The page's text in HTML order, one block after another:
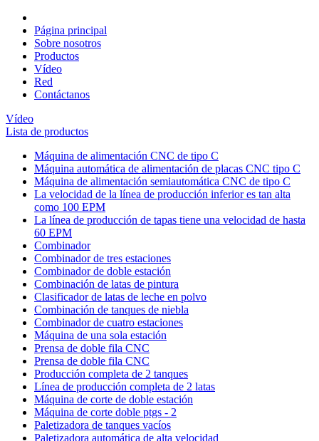
Página principal
Sobre nosotros
Productos
Vídeo
Red
Contáctanos
Vídeo
Lista de productos
Máquina de alimentación CNC de tipo C
Máquina automática de alimentación de placas CNC tipo C
Máquina de alimentación semiautomática CNC de tipo C
La velocidad de la línea de producción inferior es tan alta
como 100 EPM
La línea de producción de tapas tiene una velocidad de hasta
60 EPM
Combinador
Combinador de tres estaciones
Combinador de doble estación
Combinación de latas de pintura
Clasificador de latas de leche en polvo
Combinación de tanques de niebla
Combinador de cuatro estaciones
Máquina de una sola estación
Prensa de doble fila CNC
Prensa de doble fila CNC
Producción completa de 2 tanques
Línea de producción completa de 2 latas
Máquina de corte de doble estación
Máquina de corte doble ptgs - 2
Paletizadora de tanques vacíos
Paletizadora automática de alta velocidad